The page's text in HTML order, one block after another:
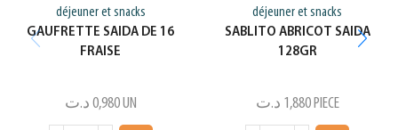
déjeuner et snacks
GAUFRETTE SAIDA DE 16
FRAISE
0,980 د.ت UN
déjeuner et snacks
SABLITO ABRICOT SAIDA
128GR
1,880 د.ت PIECE